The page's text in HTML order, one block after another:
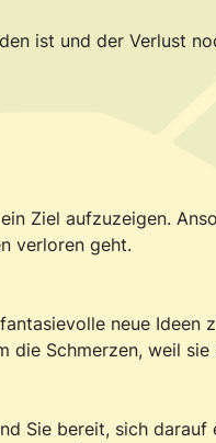
ist und der Verlust
Ziel aufzuzeigen.
verloren geht.
neue Ideen
die Schmerzen, weil
Sie bereit, sich darauf